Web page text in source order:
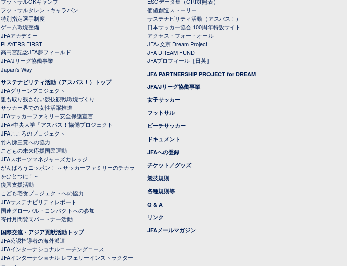
フットサルタレントキャラバン
特別指定選手制度
ゲーム環境整備
JFAアカデミー
PLAYERS FIRST!
高円宮記念JFA夢フィールド
JFA/Jリーグ協働事業
Japan's Way
サステナビリティ活動（アスパス！）トップ
JFAグリーンプロジェクト
誰も取り残さない競技観戦環境づくり
サッカー界での女性活躍推進
JFAサッカーファミリー安全保護宣言
JFA×中央大学「アスパス！協働プロジェクト」
JFAこころのプロジェクト
竹内悌三賞への協力
こどもの未来応援国民運動
JFAスポーツマネジャーズカレッジ
がんばろうニッポン！ ～サッカーファミリーのチカラ
をひとつに！～
復興支援活動
こども宅食プロジェクトへの協力
JFAサステナビリティレポート
国連グローバル・コンパクトへの参加
寄付月間賛同パートナー活動
国際交流・アジア貢献活動トップ
JFA公認指導者の海外派遣
JFAインターナショナルコーチングコース
JFAインターナショナル レフェリーインストラクター
価値創造ストーリー
サステナビリティ活動（アスパス！）
日本サッカー協会 100周年特設サイト
アクセス・フォー・オール
JFA×文京 Dream Project
JFA DREAM FUND
JFAプロフィール［日英］
JFA PARTNERSHIP PROJECT for DREAM
JFA/Jリーグ協働事業
女子サッカー
フットサル
ビーチサッカー
ドキュメント
JFAへの登録
チケット／グッズ
競技規則
各種規則等
Q & A
リンク
JFAメールマガジン